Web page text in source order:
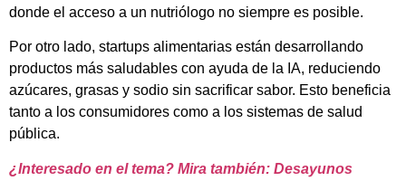
donde el acceso a un nutriólogo no siempre es posible.
Por otro lado, startups alimentarias están desarrollando
productos más saludables con ayuda de la IA, reduciendo
azúcares, grasas y sodio sin sacrificar sabor. Esto beneficia
tanto a los consumidores como a los sistemas de salud
pública.
¿Interesado en el tema? Mira también: Desayunos